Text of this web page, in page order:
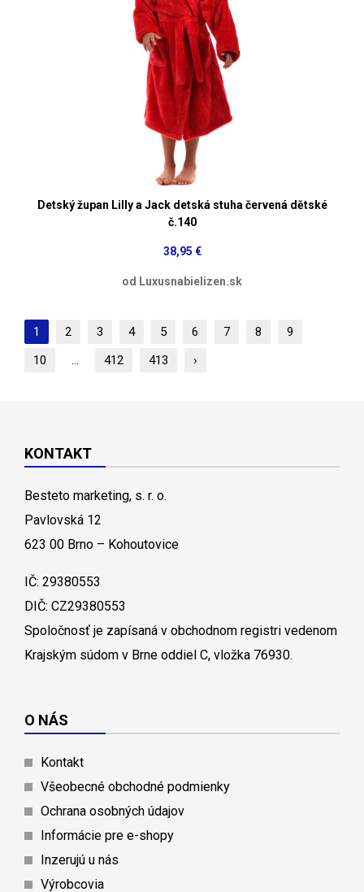
Detský župan Lilly a Jack detská stuha červená dětské
č.140
38,95 €
od Luxusnabielizen.sk
1 2 3 4 5 6 7 8
9
10
... 412 413 ›
KONTAKT
Besteto marketing, s. r. o.
Pavlovská 12
623 00 Brno – Kohoutovice
IČ: 29380553
DIČ: CZ29380553
Spoločnosť je zapísaná v obchodnom registri vedenom
Krajským súdom v Brne oddiel C, vložka 76930.
O NÁS
Kontakt
Všeobecné obchodné podmienky
Ochrana osobných údajov
Informácie pre e-shopy
Inzerujú u nás
Výrobcovia